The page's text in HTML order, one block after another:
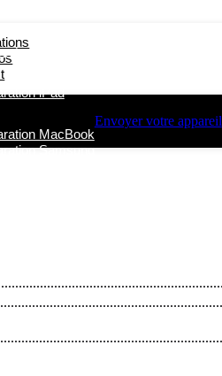
iPhone
iPad
MacBook
Samsung
Envoyer votre appareil